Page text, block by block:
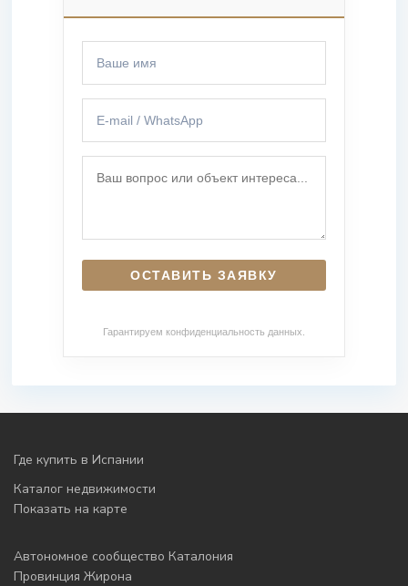
Гарантируем конфиденциальность данных.
Где купить в Испании
Каталог недвижимости
Показать на карте
Автономное сообщество Каталония
Провинция Жирона